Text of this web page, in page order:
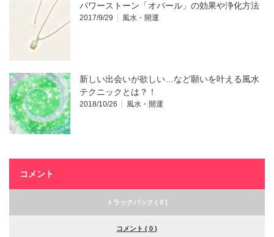
パワーストーン「オパール」の効果や浄化方法
2017/9/29 風水・開運
新しい出会いが欲しい…など願いを叶える風水
テクニックとは？！
2018/10/26 風水・開運
コメント
トラックバック ( 0 )
コメント ( 0 )